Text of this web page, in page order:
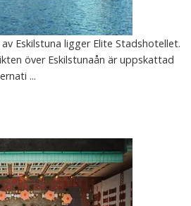
Eskilstuna ligger Elite Stadshotellet.
över Eskilstunaån är uppskattad
...